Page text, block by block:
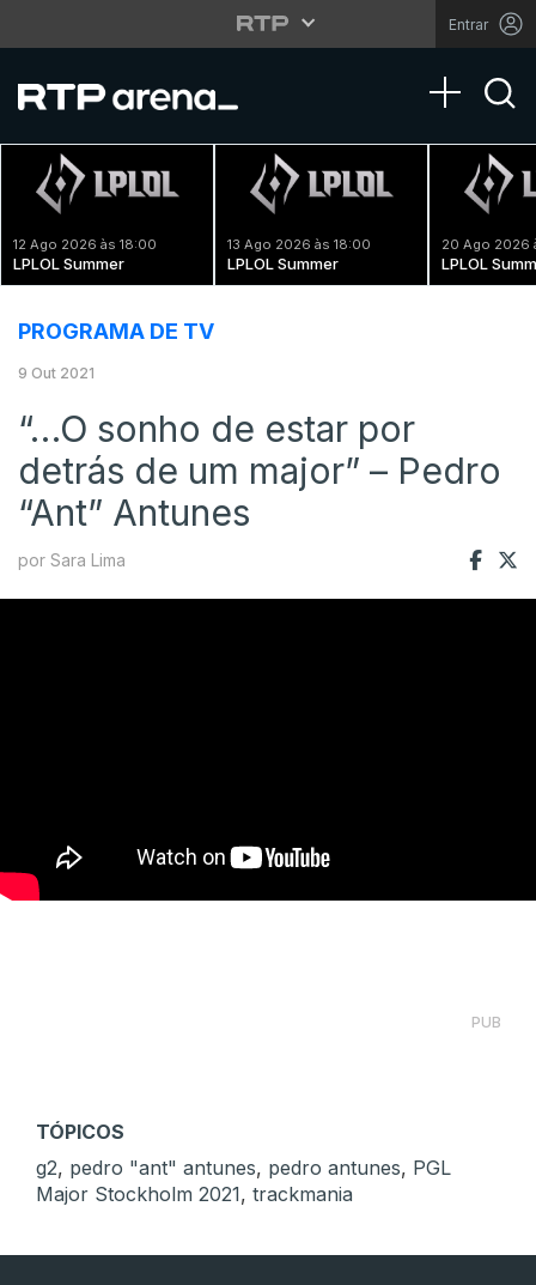
Entrar
Toggle
12 Ago 2026 às 18:00
LPLOL Summer
13 Ago 2026 às 18:00
LPLOL Summer
20 Ago 2026
LPLOL
PROGRAMA DE TV
9 Out 2021
“…O sonho de estar por
detrás de um major” – Pedro
“Ant” Antunes
por Sara Lima
PUB
TÓPICOS
g2, pedro "ant" antunes, pedro antunes, PGL
Major Stockholm 2021, trackmania